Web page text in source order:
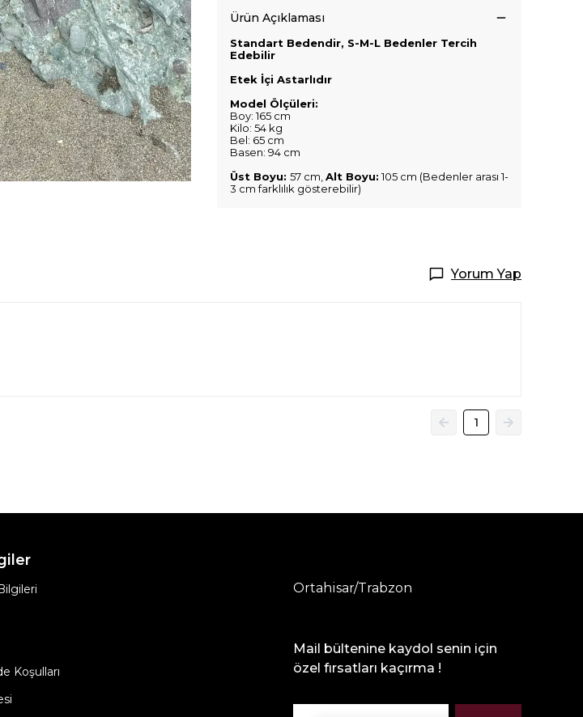
Ürün Açıklaması
Standart Bedendir, S-M-L Bedenler Tercih
Edebilir
Etek İçi Astarlıdır
Model Ölçüleri:
Boy: 165 cm
Kilo: 54 kg
Bel: 65 cm
Basen: 94 cm
Üst Boyu: 57 cm, Alt Boyu:105 cm (Bedenler arası 1-
3 cm farklılık gösterebilir)
Yorum Yap
1
Koşulları
Ortahisar/Trabzon
Mail bültenine kaydol senin için
özel fırsatları kaçırma !